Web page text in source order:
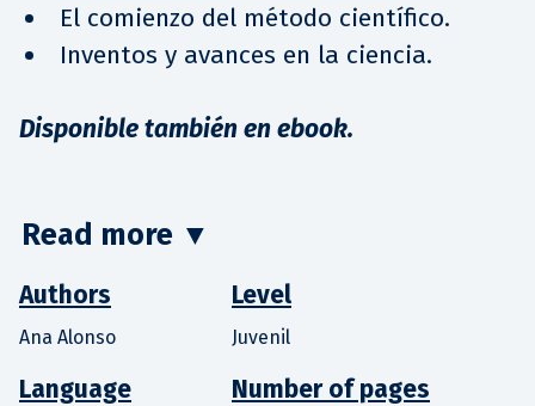
El comienzo del método científico.
Inventos y avances en la ciencia.
Disponible también en ebook.
Read more ▼
Authors
Ana Alonso
Language
Level
Juvenil
Number of pages